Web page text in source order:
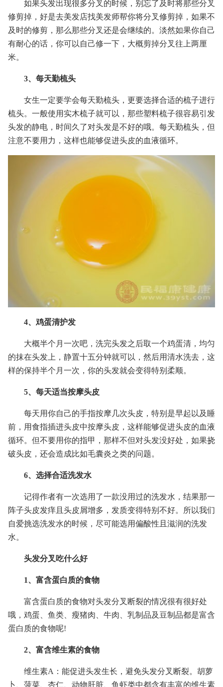
如果头发出现很多分叉的时候，别忘了及时将那些分叉
修剪掉，好是去美发店找美发师帮你将分叉修剪掉，如果不
及时的修剪，那么那些分叉还是会继续的。淡然如果你自己
有耐心的话，你可以自己修一下，大概剪掉分叉往上两厘
米。
3、每天勤梳头
女生一定要学会每天勤梳头，更要选择合适的梳子进行
梳头。一般使用实木梳子就可以，那些塑料梳子很容易引发
头发的静电，时间久了对头发是不好的哦。每天勤梳头，但
注意不要用力，这样也能够促进头皮的血液循环。
4、鸡蛋清护发
大概半个月一次吧，洗完头发之后取一个鸡蛋清，均匀
的抹在头发上，静置十五分钟就可以，然后用清水洗去，这
样的保持半个月一次，你的头发就会变得特别柔顺。
5、每天适当按摩头皮
每天用你自己的手指按摩几次头皮，特别是早起以及睡
前，用食指插进头皮中按摩头皮，这样能够促进头皮的血液
循环。但不要用你的指甲，那样不但对头发没好处，如果挠
破头皮，还会造成比如毛囊炎之类的问题。
6、选择合适洗发水
记得作者有一次选用了一款没用过的洗发水，结果那一
阵子头皮发痒且头皮屑增多，发质变得特别不好。所以我们
自爱挑选洗发水的时候，尽可能选用偏酸性且滋润的洗发
水。
头发分叉吃什么好
1、富含蛋白质的食物
富含蛋白质的食物对头发分叉断裂的情况很有很好处
哦，鸡蛋、鱼类、瘦猪肉、牛肉、乳制品及豆制品都是富含
蛋白质的食物呢!
2、富含维生素的食物
维生素A：能促进头发生长，避免头发分叉断裂。胡萝
卜、菠菜、杏仁、动物肝脏、鱼虾类中都含有丰富的维生素